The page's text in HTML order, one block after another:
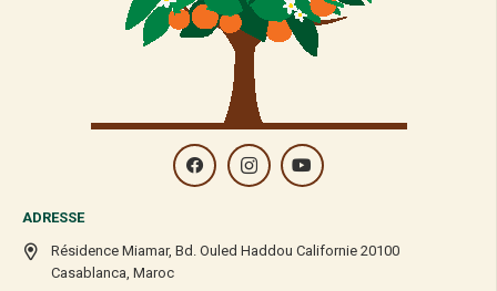
ADRESSE
Résidence Miamar, Bd. Ouled Haddou Californie 20100
Casablanca, Maroc